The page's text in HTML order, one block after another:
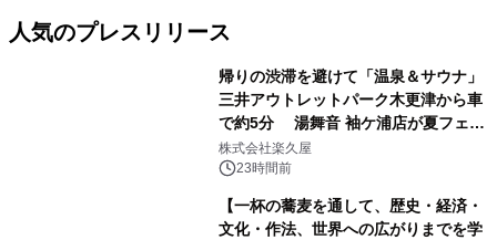
人気のプレスリリース
帰りの渋滞を避けて「温泉＆サウナ」
三井アウトレットパーク木更津から車
で約5分 湯舞音 袖ケ浦店が夏フェア
メニューを提供
株式会社楽久屋
23時間前
【一杯の蕎麦を通して、歴史・経済・
文化・作法、世界への広がりまでを学